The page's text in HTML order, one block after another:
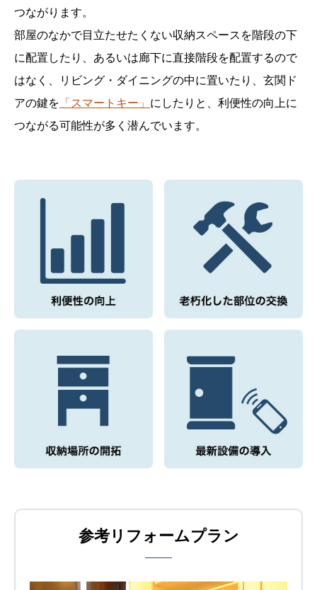
つながります。
部屋のなかで目立たせたくない収納スペースを階段の下
に配置したり、 あるいは廊下に直接階段を配置するので
はなく、リビング・ダイニングの中に置いたり、 玄関ド
アの鍵を 「スマートキー」 にしたりと、利便性の向上に
つながる可能性が多く潜んでいます。
参考リフォームプラン